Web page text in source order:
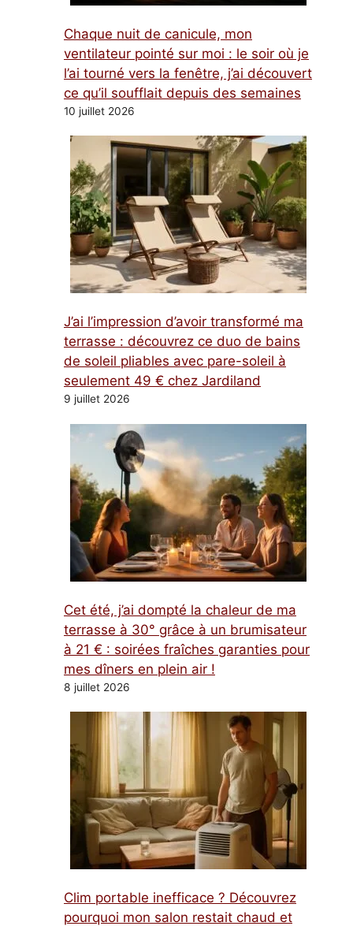
Chaque nuit de canicule, mon
ventilateur pointé sur moi : le soir où je
l’ai tourné vers la fenêtre, j’ai découvert
ce qu’il soufflait depuis des semaines
10 juillet 2026
J’ai l’impression d’avoir transformé ma
terrasse : découvrez ce duo de bains
de soleil pliables avec pare-soleil à
seulement 49 € chez Jardiland
9 juillet 2026
Cet été, j’ai dompté la chaleur de ma
terrasse à 30° grâce à un brumisateur
à 21 € : soirées fraîches garanties pour
mes dîners en plein air !
8 juillet 2026
Clim portable inefficace ? Découvrez
pourquoi mon salon restait chaud et